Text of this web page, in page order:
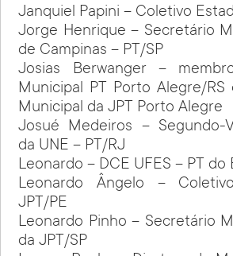
Janquiel Papini – Coletivo
Jorge Henrique – Secretário
de Campinas – PT/SP
Josias Berwanger –
Municipal PT Porto Alegre/
Municipal da JPT Porto Alegre
Josué Medeiros – Segundo-
da UNE – PT/RJ
Leonardo – DCE UFES – PT
Leonardo Ângelo –
JPT/PE
Leonardo Pinho – Secretário
da JPT/SP